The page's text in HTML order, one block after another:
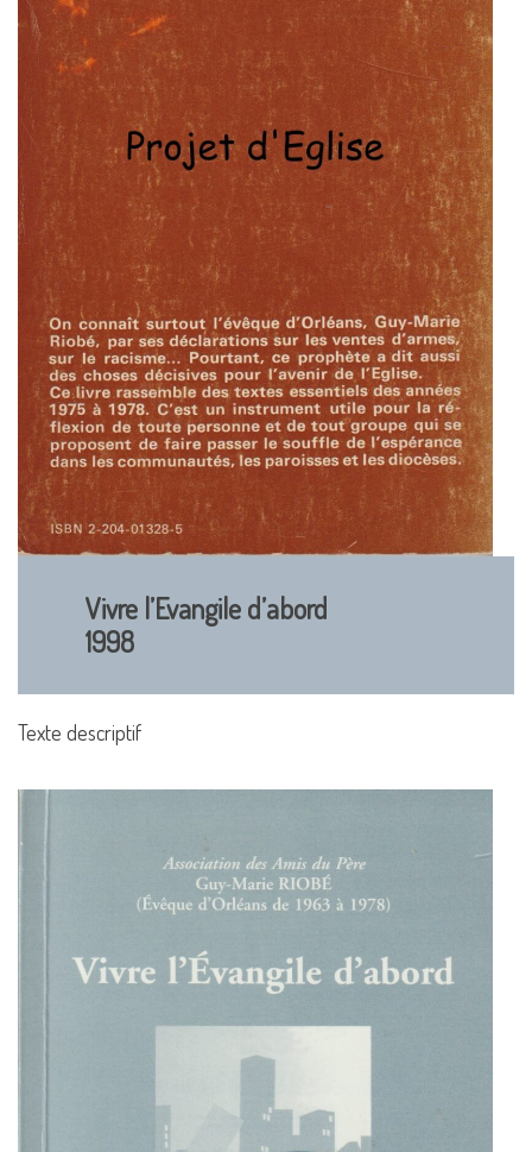
Vivre l’Evangile d’abord
1998
Texte descriptif